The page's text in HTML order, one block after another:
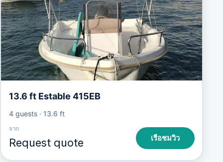
13.6 ft Estable 415EB
4 guests· 13.6 ft
จาก
Request quote เรือชมวิว